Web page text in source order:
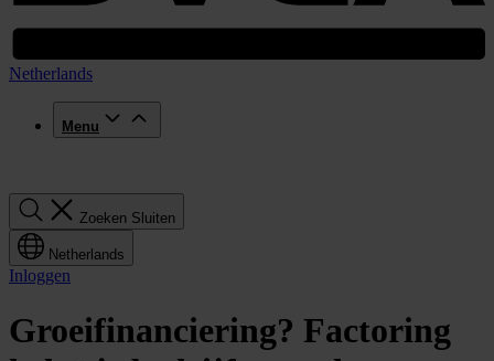
Netherlands
Menu
Zoeken Sluiten
Netherlands
Inloggen
Groeifinanciering? Factoring